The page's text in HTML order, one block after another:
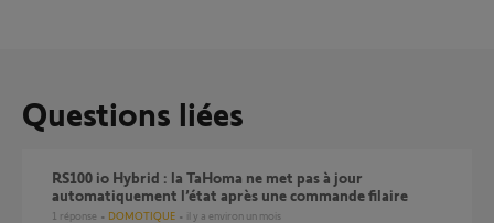
Questions liées
RS100 io Hybrid : la TaHoma ne met pas à jour
automatiquement l’état après une commande filaire
1 réponse DOMOTIQUE il y a environ un mois